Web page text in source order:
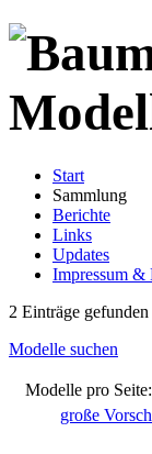
Start
Sammlung
Berichte
Links
Updates
Impressum &
2 Einträge gefunden
Modelle suchen
Modelle pro Seite:
große